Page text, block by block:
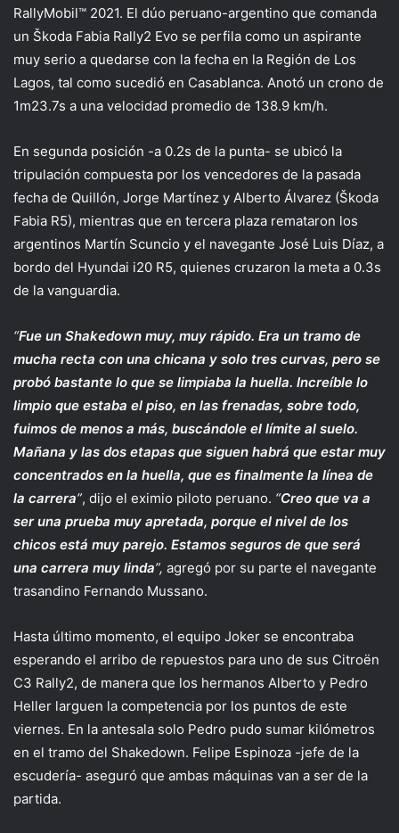
RallyMobil™ 2021. El dúo peruano-argentino que comanda
un Škoda Fabia Rally2 Evo se perfila como un aspirante
muy serio a quedarse con la fecha en la Región de Los
Lagos, tal como sucedió en Casablanca. Anotó un crono de
1m23.7s a una velocidad promedio de 138.9 km/h.
En segunda posición -a 0.2s de la punta- se ubicó la
tripulación compuesta por los vencedores de la pasada
fecha de Quillón, Jorge Martínez y Alberto Álvarez (Škoda
Fabia R5), mientras que en tercera plaza remataron los
argentinos Martín Scuncio y el navegante José Luis Díaz, a
bordo del Hyundai i20 R5, quienes cruzaron la meta a 0.3s
de la vanguardia.
“Fue un Shakedown muy, muy rápido. Era un tramo de
mucha recta con una chicana y solo tres curvas, pero se
probó bastante lo que se limpiaba la huella. Increíble lo
limpio que estaba el piso, en las frenadas, sobre todo,
fuimos de menos a más, buscándole el límite al suelo.
Mañana y las dos etapas que siguen habrá que estar muy
concentrados en la huella, que es finalmente la línea de
la carrera”, dijo el eximio piloto peruano. “Creo que va a
ser una prueba muy apretada, porque el nivel de los
chicos está muy parejo. Estamos seguros de que será
una carrera muy linda”, agregó por su parte el navegante
trasandino Fernando Mussano.
Hasta último momento, el equipo Joker se encontraba
esperando el arribo de repuestos para uno de sus Citroën
C3 Rally2, de manera que los hermanos Alberto y Pedro
Heller larguen la competencia por los puntos de este
viernes. En la antesala solo Pedro pudo sumar kilómetros
en el tramo del Shakedown. Felipe Espinoza -jefe de la
escudería- aseguró que ambas máquinas van a ser de la
partida.